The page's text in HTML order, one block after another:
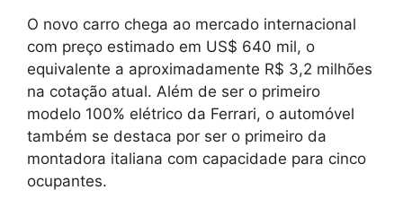
O novo carro chega ao mercado internacional
com preço estimado em US$ 640 mil, o
equivalente a aproximadamente R$ 3,2 milhões
na cotação atual. Além de ser o primeiro
modelo 100% elétrico da Ferrari, o automóvel
também se destaca por ser o primeiro da
montadora italiana com capacidade para cinco
ocupantes.